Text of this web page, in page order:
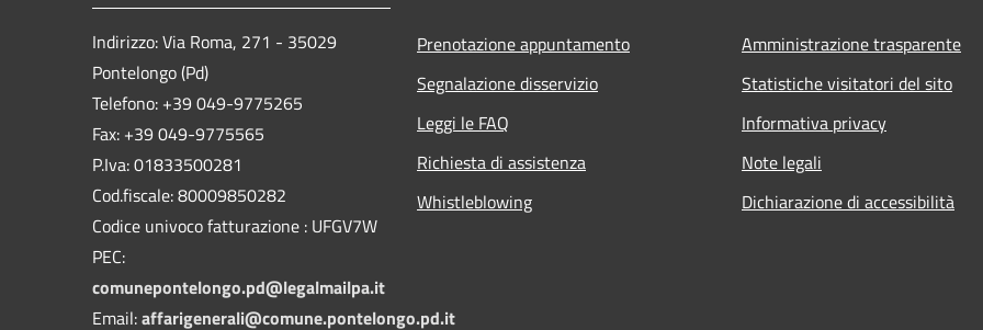
Indirizzo: Via Roma, 271 - 35029
Pontelongo (Pd)
Telefono: +39 049-9775265
Fax: +39 049-9775565
P.Iva: 01833500281
Cod.fiscale: 80009850282
Codice univoco fatturazione : UFGV7W
PEC:
comunepontelongo.pd@legalmailpa.it
Email:affarigenerali@comune.pontelongo.pd.it
Prenotazione appuntamento
Segnalazione disservizio
Leggi le FAQ
Richiesta di assistenza
Whistleblowing
Amministrazione trasparente
Statistiche visitatori del sito
Informativa privacy
Note legali
Dichiarazione di accessibilità